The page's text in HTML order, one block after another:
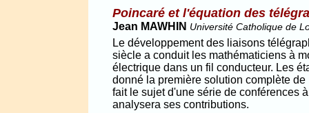
Poincaré et l'équation des
Jean MAWHIN Université Catholique de
Le développement des liaisons
siècle a conduit les mathématiciens à
électrique dans un fil conducteur. Les
donné la première solution complète
fait le sujet d'une série de conférences
analysera ses contributions.